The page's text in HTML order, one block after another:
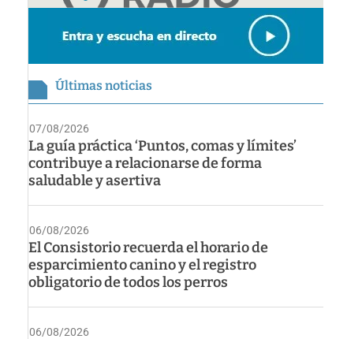
Últimas noticias
07/08/2026
La guía práctica ‘Puntos, comas y límites’
contribuye a relacionarse de forma
saludable y asertiva
06/08/2026
El Consistorio recuerda el horario de
esparcimiento canino y el registro
obligatorio de todos los perros
06/08/2026